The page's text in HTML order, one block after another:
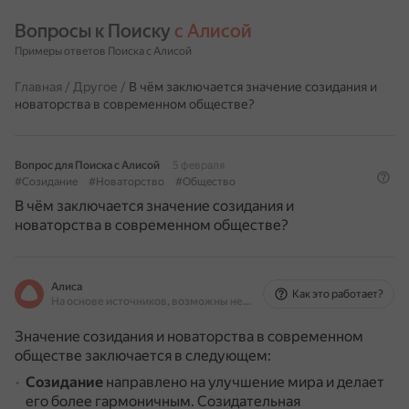
Вопросы к Поиску с Алисой
Примеры ответов Поиска с Алисой
Главная / Другое / В чём заключается значение созидания и
новаторства в современном обществе?
Вопрос для Поиска с Алисой
5 февраля
#Созидание
#Новаторство #Общество
В чём заключается значение созидания и
новаторства в современном обществе?
Алиса
На основе источников, возможны неточности
Как это работает?
Значение созидания и новаторства в современном
обществе заключается в следующем:
Созидание направлено на улучшение мира и делает
его более гармоничным. Созидательная